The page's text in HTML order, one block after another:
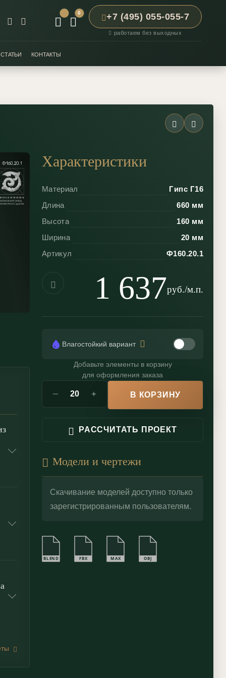
0 +7 (495) 055-055-7
работаем без выходных
СТАТЬИ КОНТАКТЫ
Характеристики
Материал
Гипс Г16
Длина
660 мм
Высота
160 мм
Ширина
20 мм
Артикул
Ф160.20.1
1 637руб./м.п.
Влагостойкий вариант
Добавьте элементы в корзину
для оформления заказа
В КОРЗИНУ
РАССЧИТАТЬ ПРОЕКТ
Модели и чертежи
Скачивание моделей доступно только
зарегистрированным пользователям.
BLEND FBX MAX OBJ